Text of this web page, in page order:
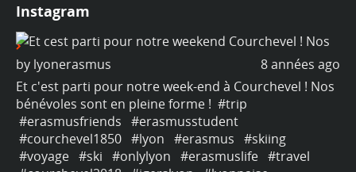
Instagram
8 années ago
by lyonerasmus
Et c'est parti pour notre week-end à Courchevel ! Nos
bénévoles sont en pleine forme ! #trip
#erasmusfriends #erasmusstudent
#courchevel1850 #lyon #erasmus #skiing
#voyage #ski #onlylyon #erasmuslife #travel